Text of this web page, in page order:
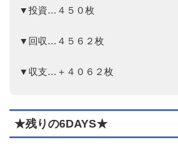
▼投資…４５０枚
▼回収…４５６２枚
▼収支…＋４０６２枚
★残りの6DAYS★